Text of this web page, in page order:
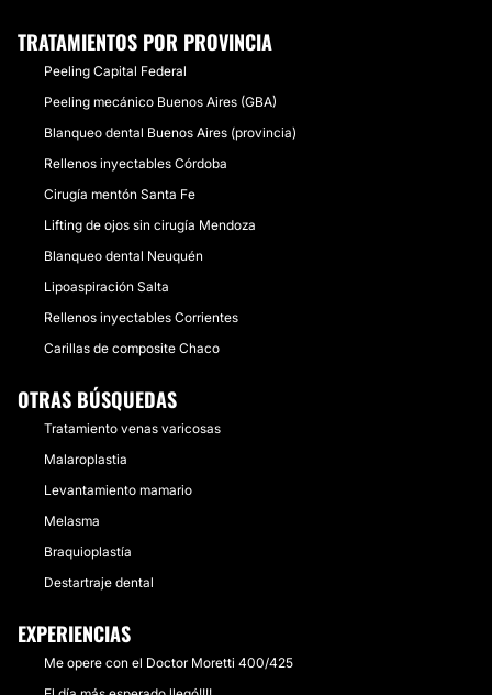
TRATAMIENTOS POR PROVINCIA
Peeling Capital Federal
Peeling mecánico Buenos Aires (GBA)
Blanqueo dental Buenos Aires (provincia)
Rellenos inyectables Córdoba
Cirugía mentón Santa Fe
Lifting de ojos sin cirugía Mendoza
Blanqueo dental Neuquén
Lipoaspiración Salta
Rellenos inyectables Corrientes
Carillas de composite Chaco
OTRAS BÚSQUEDAS
Tratamiento venas varicosas
Malaroplastia
Levantamiento mamario
Melasma
Braquioplastía
Destartraje dental
EXPERIENCIAS
Me opere con el Doctor Moretti 400/425